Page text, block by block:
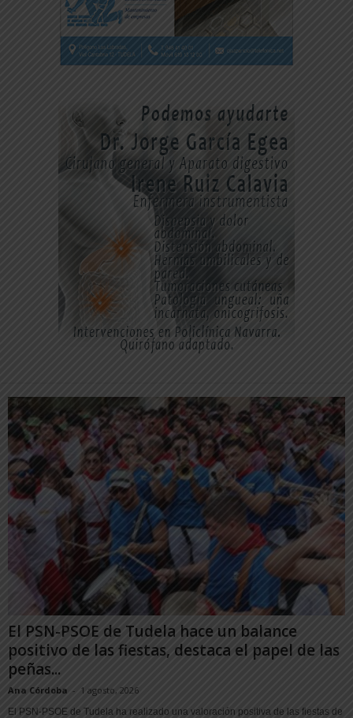
El PSN-PSOE de Tudela hace un balance
positivo de las fiestas, destaca el papel de las
peñas...
Ana Córdoba - 1 agosto, 2026
El PSN-PSOE de Tudela ha realizado una valoración positiva de las fiestas de